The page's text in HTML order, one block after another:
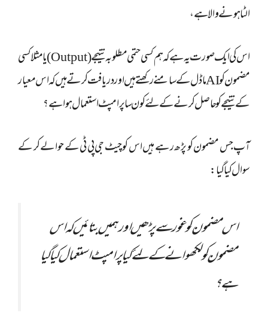
الٹا ہونے والا ہے،
اس کی ایک صورت یہ ہے کہ ہم کسی حتمی مطلوبہ نتیجے (Output) یا مثلا کسی
مضمون کو AI ماڈل کے سامنے رکھتے ہیں اور دریافت کرتے ہیں کہ اس معیار
کے نتیجے کو حاصل کرنے کے لئے کون سا پرامپٹ استعمال ہوا ہے؟
آپ جس مضمون کو پڑھ رہے ہیں اس کو چیٹ جی پی ٹی کے حوالے کر کے
سوال کیا گیا:
اس مضمون کو غور سے پڑھیں اور ہمیں بتائیں کہ اس
مضمون کو لکھوانے کے لئے کیا پرامپٹ استعمال کیا گیا
ہے؟